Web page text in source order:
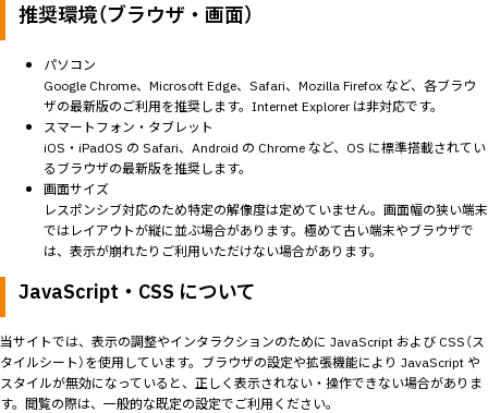
推奨環境（ブラウザ・画面）
パソコン
Google Chrome、Microsoft Edge、Safari、Mozilla Firefox など、各ブラウ
ザの最新版のご利用を推奨します。Internet Explorer は非対応です。
スマートフォン・タブレット
iOS・iPadOS の Safari、Android の Chrome など、OS に標準搭載されてい
るブラウザの最新版を推奨します。
画面サイズ
レスポンシブ対応のため特定の解像度は定めていません。画面幅の狭い端末
ではレイアウトが縦に並ぶ場合があります。極めて古い端末やブラウザで
は、表示が崩れたりご利用いただけない場合があります。
JavaScript・CSS について
当サイトでは、表示の調整やインタラクションのために JavaScript および CSS（ス
タイルシート）を使用しています。ブラウザの設定や拡張機能により JavaScript や
スタイルが無効になっていると、正しく表示されない・操作できない場合がありま
す。閲覧の際は、一般的な既定の設定でご利用ください。